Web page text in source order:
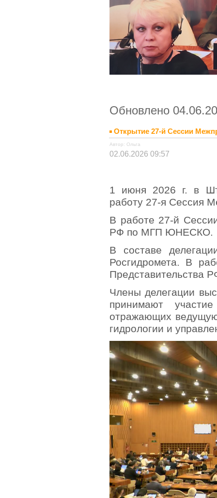
Обновлено
Открытие 27-й Сессии
Автор: Ольга
02.06.2026 09:57
1 июня 2026 г. в
работу 27-я Сессия
В работе 27-й
РФ по МГП ЮНЕСКО.
В составе
Росгидромета. В
Представительства
Члены делегации
принимают
отражающих
гидрологии и